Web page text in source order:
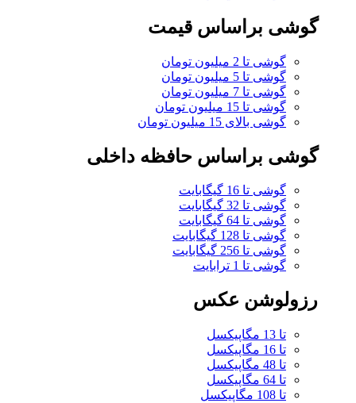
گوشی براساس قیمت
گوشی تا 2 میلیون تومان
گوشی تا 5 میلیون تومان
گوشی تا 7 میلیون تومان
گوشی تا 15 میلیون تومان
گوشی بالای 15 میلیون تومان
گوشی براساس حافظه داخلی
گوشی تا 16 گیگابایت
گوشی تا 32 گیگابایت
گوشی تا 64 گیگابایت
گوشی تا 128 گیگابایت
گوشی تا 256 گیگابایت
گوشی تا 1 ترابایت
رزولوشن عکس
تا 13 مگاپیکسل
تا 16 مگاپیکسل
تا 48 مگاپیکسل
تا 64 مگاپیکسل
تا 108 مگاپیکسل